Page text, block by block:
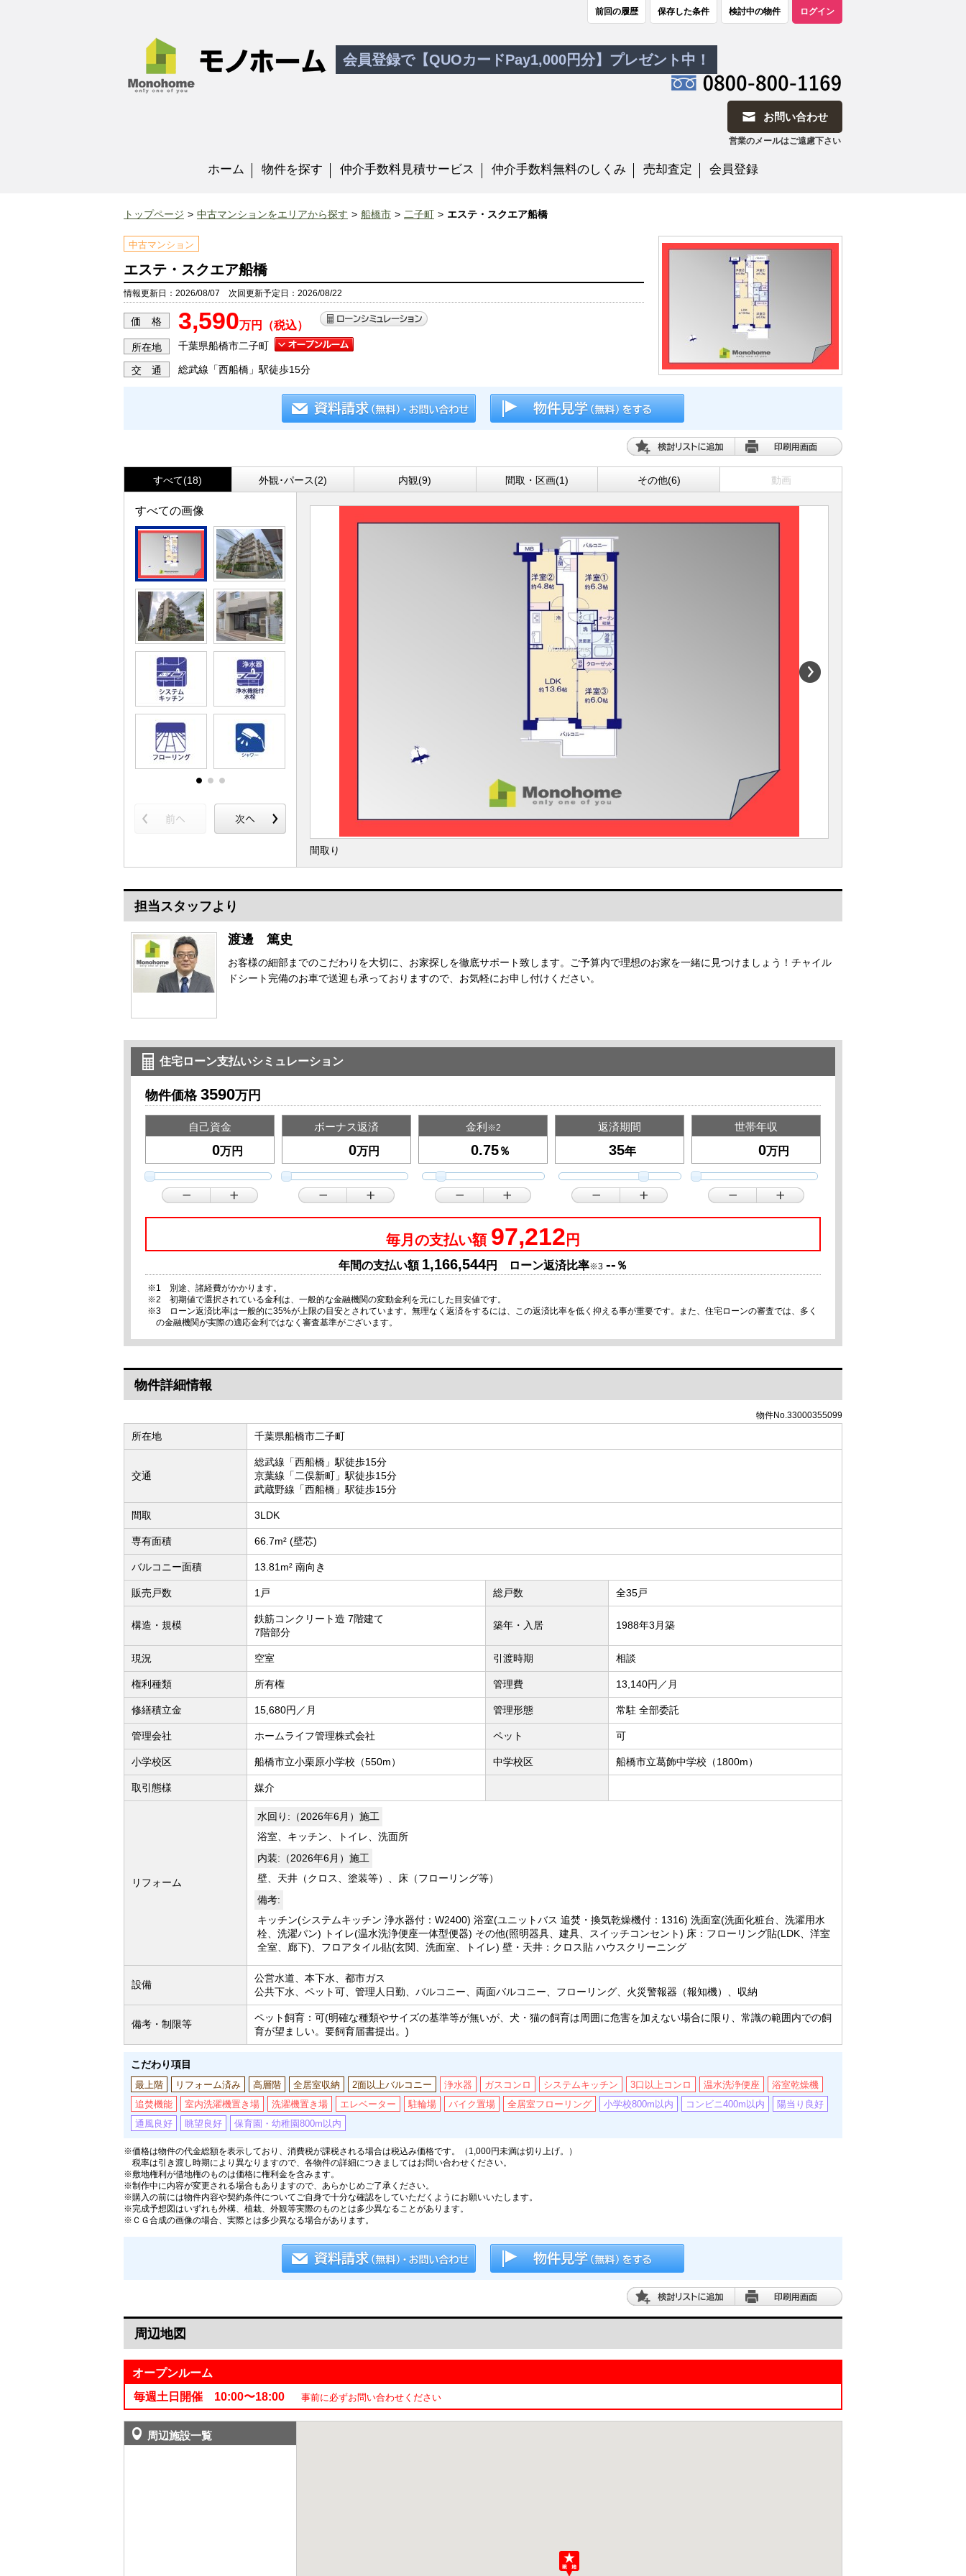
前回の履歴 保存した条件 検討中の物件 ログイン
会員登録で【QUOカードPay1,000円分】プレゼント中！
お問い合わせ
営業のメールはご遠慮下さい
ホーム 物件を探す 仲介手数料見積サービス 仲介手数料無料のしくみ 売却査定 会員登録
トップページ 中古マンションをエリアから探す 船橋市 二子町 エステ・スクエア船橋
中古マンション
エステ・スクエア船橋
情報更新日：2026/08/07 次回更新予定日：2026/08/22
価 格 3,590万円（税込）
所在地 千葉県船橋市二子町
交 通 総武線「西船橋」駅徒歩15分
すべて(18) 外観･パース(2) 内観(9) 間取・区画(1) その他(6) 動画
すべての画像
間取り
担当スタッフより
渡邊 篤史
お客様の細部までのこだわりを大切に、お家探しを徹底サポート致します。ご予算内で理想のお家を一緒に見つけましょう！チャイル
ドシート完備のお車で送迎も承っておりますので、お気軽にお申し付けください。
住宅ローン支払いシミュレーション
物件価格 3590万円
自己資金
万円
ボーナス返済
万円
金利 ※2
％
返済期間
年
世帯年収
万円
毎月の支払い額 97,212 円
年間の支払い額 1,166,544円 ローン返済比率※3 -- ％
※1 別途、諸経費がかかります。
※2 初期値で選択されている金利は、一般的な金融機関の変動金利を元にした目安値です。
※3 ローン返済比率は一般的に35%が上限の目安とされています。無理なく返済をするには、この返済比率を低く抑える事が重要です。また、住宅ローンの審査では、多く
の金融機関が実際の適応金利ではなく審査基準がございます。
物件詳細情報
物件No.33000355099
所在地 千葉県船橋市二子町
交通
総武線「西船橋」駅徒歩15分
京葉線「二俣新町」駅徒歩15分
武蔵野線「西船橋」駅徒歩15分
間取 3LDK
専有面積 66.7m² (壁芯)
バルコニー面積 13.81m² 南向き
販売戸数 1戸 総戸数 全35戸
構造・規模
鉄筋コンクリート造 7階建て
7階部分
築年・入居 1988年3月築
現況 空室 引渡時期 相談
権利種類 所有権 管理費 13,140円／月
修繕積立金 15,680円／月 管理形態 常駐 全部委託
管理会社 ホームライフ管理株式会社 ペット 可
小学校区 船橋市立小栗原小学校（550m） 中学校区 船橋市立葛飾中学校（1800m）
取引態様 媒介
リフォーム
水回り:（2026年6月）施工
浴室、キッチン、トイレ、洗面所
内装:（2026年6月）施工
壁、天井（クロス、塗装等）、床（フローリング等）
備考:
キッチン(システムキッチン 浄水器付：W2400) 浴室(ユニットバス 追焚・換気乾燥機付：1316) 洗面室(洗面化粧台、洗濯用水
栓、洗濯パン) トイレ(温水洗浄便座一体型便器) その他(照明器具、建具、スイッチコンセント) 床：フローリング貼(LDK、洋室
全室、廊下)、フロアタイル貼(玄関、洗面室、トイレ) 壁・天井：クロス貼 ハウスクリーニング
設備
公営水道、本下水、都市ガス
公共下水、ペット可、管理人日勤、バルコニー、両面バルコニー、フローリング、火災警報器（報知機）、収納
備考・制限等
ペット飼育：可(明確な種類やサイズの基準等が無いが、犬・猫の飼育は周囲に危害を加えない場合に限り、常識の範囲内での飼
育が望ましい。要飼育届書提出。)
こだわり項目
最上階 リフォーム済み 高層階 全居室収納 2面以上バルコニー 浄水器 ガスコンロ システムキッチン 3口以上コンロ 温水洗浄便座
浴室乾燥機
追焚機能
室内洗濯機置き場 洗濯機置き場 エレベーター 駐輪場 バイク置場 全居室フローリング 小学校800m以内 コンビニ400m以内
陽当り良好
通風良好
眺望良好 保育園・幼稚園800m以内
※価格は物件の代金総額を表示しており、消費税が課税される場合は税込み価格です。（1,000円未満は切り上げ。）
税率は引き渡し時期により異なりますので、各物件の詳細につきましてはお問い合わせください。
※敷地権利が借地権のものは価格に権利金を含みます。
※制作中に内容が変更される場合もありますので、あらかじめご了承ください。
※購入の前には物件内容や契約条件についてご自身で十分な確認をしていただくようにお願いいたします。
※完成予想図はいずれも外構、植栽、外観等実際のものとは多少異なることがあります。
※ＣＧ合成の画像の場合、実際とは多少異なる場合があります。
周辺地図
オープンルーム
毎週土日開催 10:00〜18:00
事前に必ずお問い合わせください
周辺施設一覧